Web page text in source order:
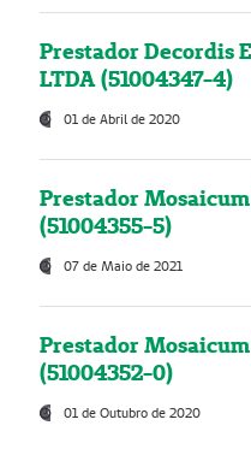
Prestador Decordis
LTDA (51004347-4)
01 de Abril de 2020
Prestador
(51004355-5)
07 de Maio de 2021
Prestador
(51004352-0)
01 de Outubro de 2020